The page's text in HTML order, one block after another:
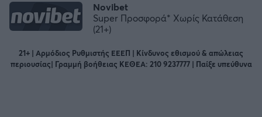
Novibet
Super Προσφορά* Χωρίς Κατάθεση
(21+)
21+ | Αρμόδιος Ρυθμιστής ΕΕΕΠ | Κίνδυνος εθισμού & απώλειας
περιουσίας| Γραμμή βοήθειας ΚΕΘΕΑ: 210 9237777 | Παίξε υπεύθυνα